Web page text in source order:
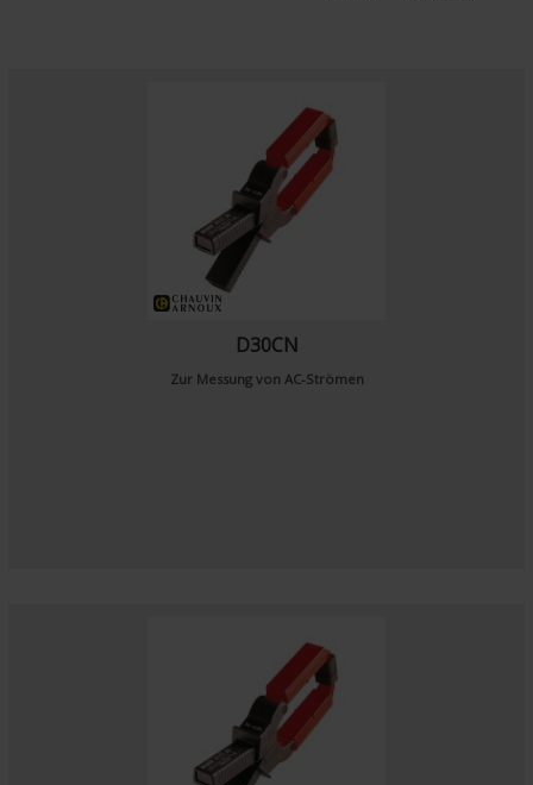
D30CN
Zur Messung von AC-Strömen